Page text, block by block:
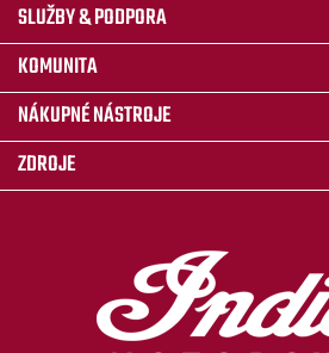
SLUŽBY & PODPORA
KOMUNITA
NÁKUPNÉ NÁSTROJE
ZDROJE